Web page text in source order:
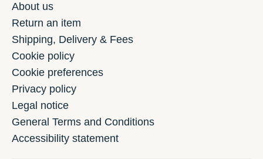
About us
Return an item
Shipping, Delivery & Fees
Cookie policy
Cookie preferences
Privacy policy
Legal notice
General Terms and Conditions
Accessibility statement